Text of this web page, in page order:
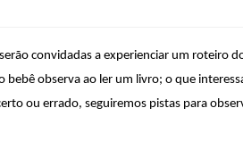
convidadas a experienciar um roteiro
observa ao ler um livro; o que
ou errado, seguiremos pistas para